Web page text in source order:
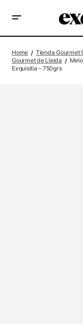
Home Tienda Gourmet
Gourmet de Lleida
Exquisitia – 750grs